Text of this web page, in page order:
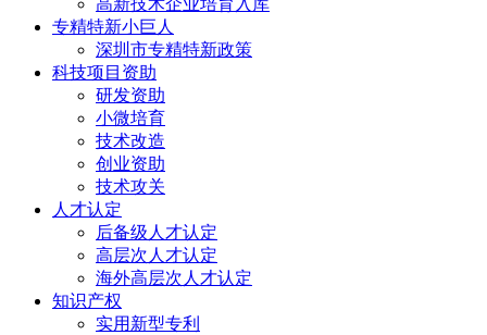
专精特新小巨人
深圳市专精特新政策
科技项目资助
研发资助
小微培育
技术改造
创业资助
技术攻关
人才认定
后备级人才认定
高层次人才认定
海外高层次人才认定
知识产权
实用新型专利